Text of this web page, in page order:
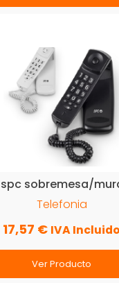
sobremesa/
Telefonia
17,57 € IVA Incluido
Ver Producto